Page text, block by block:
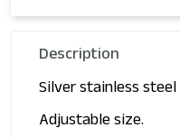
Description
Silver stainless
Adjustable size.